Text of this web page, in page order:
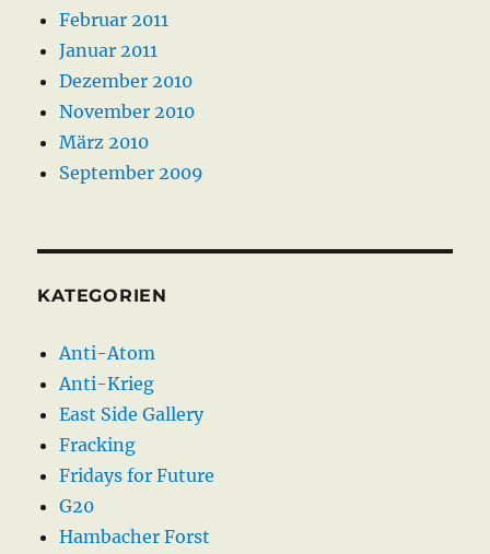
Februar 2011
Januar 2011
Dezember 2010
November 2010
März 2010
September 2009
KATEGORIEN
Anti-Atom
Anti-Krieg
East Side Gallery
Fracking
Fridays for Future
G20
Hambacher Forst